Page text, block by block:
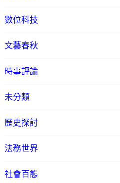
數位科技
文藝春秋
時事評論
未分類
歷史探討
法務世界
社會百態